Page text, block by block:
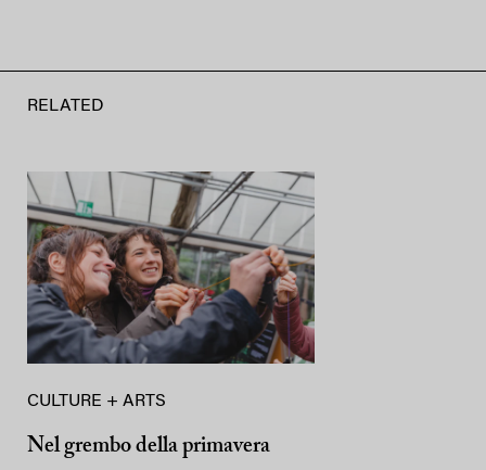
RELATED
CULTURE + ARTS
Nel grembo della primavera